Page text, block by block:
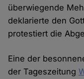
überwiegende
deklarierte den
protestiert die
Eine der
der Tageszeitung